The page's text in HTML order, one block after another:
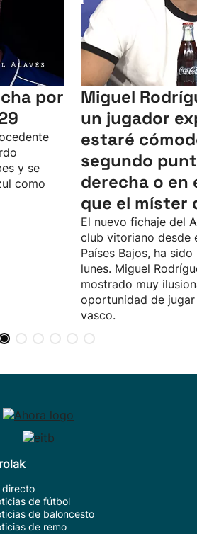
por
y se
como
Miguel
un jugador
estaré
segundo
derecha o en
que el míster
El nuevo fichaje del
club vitoriano desde
Países Bajos, ha
lunes. Miguel
mostrado muy
oportunidad de
vasco.
directo
de fútbol
de baloncesto
de remo